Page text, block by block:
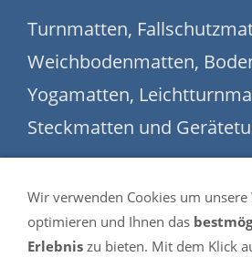
Turnmatten,
Weichbodenmatten,
Yogamatten,
Steckmatten und
Wunschmaßen sind
Ein Besuch lohnt sich.
Wir verwenden Cookies um unsere
optimieren und Ihnen das
Erlebnis zu bieten. Mit dem Klick